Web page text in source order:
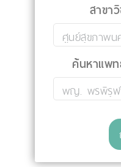
สาขา
ค้นหาแพ